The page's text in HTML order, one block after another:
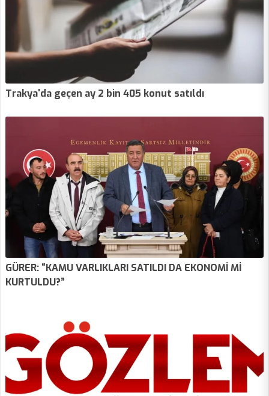
Trakya'da geçen ay 2 bin 405 konut satıldı
GÜRER: “KAMU VARLIKLARI SATILDI DA EKONOMİ Mİ
KURTULDU?”